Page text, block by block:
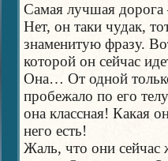
Самая лучшая
Нет, он таки чудак,
знаменитую фразу.
которой он сейчас
Она… От одной
пробежало по его
она классная! Какая
него есть!
Жаль, что они сейчас